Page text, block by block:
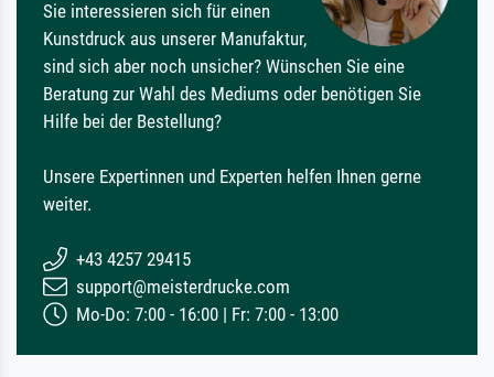
Sie interessieren sich für einen
Kunstdruck aus unserer Manufaktur,
sind sich aber noch unsicher? Wünschen Sie eine
Beratung zur Wahl des Mediums oder benötigen Sie
Hilfe bei der Bestellung?
Unsere Expertinnen und Experten helfen Ihnen gerne
weiter.
+43 4257 29415
support@meisterdrucke.com
Mo-Do: 7:00 - 16:00 | Fr: 7:00 - 13:00